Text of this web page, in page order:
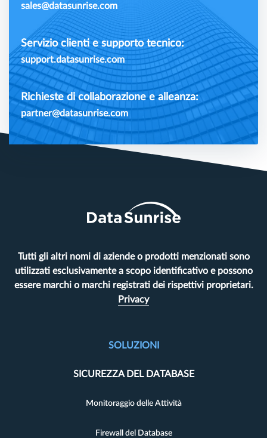
sales@datasunrise.com
Servizio clienti e supporto tecnico:
support.datasunrise.com
Richieste di collaborazione e alleanza:
partner@datasunrise.com
Tutti gli altri nomi di aziende o prodotti menzionati sono
utilizzati esclusivamente a scopo identificativo e possono
essere marchi o marchi registrati dei rispettivi proprietari.
Privacy
SOLUZIONI
SICUREZZA DEL DATABASE
Monitoraggio delle Attività
Firewall del Database